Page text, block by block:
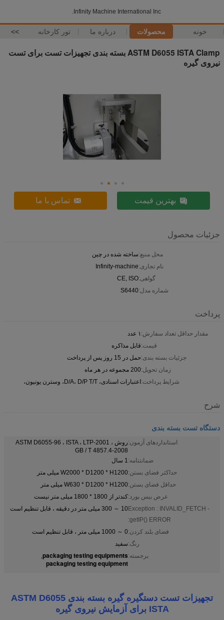
Infinity Machine International Inc.
خونه محصولات درباره ما تور کارخانه >>
ASTM D6055 ISTA Clamp بسته بندی تجهیزات تست برای تست
نیروی گیره
بهترین قیمت تماس با ما
جزئیات محصول
محل منبع:ساخته شده در چین
نام تجاری:Infinity-machine
گواهی:CE, ISO
شماره مدل:S6440
پرداخت
مقدار حداقل تعداد سفارش: ۱ عدد
قیمت:قابل مذاکره
جزئیات بسته بندی:حمل در 15 روز پس از پرداخت
زمان تحویل:200 مجموعه در هر ماه
شرایط پرداخت:اعتبارات اسنادی، D/A، D/P T/T، وسترن یونیون،
شرح
دستگاه تست بسته بندی
استانداردهای آزمون:
روش ASTM D6055-96 ، ISTA ، LTP-2001 ،
GB / T 4857.4-2008
ضمانتنامه:1 سال
حداکثر فضای بستن:W2000 * D1200 * H1200 میلی متر
حداقل فضای بستن:W630 * D1200 * H1200 میلی متر
عرض بیس بورد:کندتر از 1800 * 1800 میلی متر نیست
Exception : INVALID_FETCH -
getIP() ERROR:
10 ～ 300 میلی متر در دقیقه ، قابل تنظیم است
فضای بلند کردن:0 ～ 1000 میلی متر ، قابل تنظیم است
رنگ:سفید
برجسته:packaging testing equipments
,
packaging testing equipment
تجهیزات تست دستگیره گیره بسته بندی ASTM D6055
ISTA برای آزمایش نیروی گیره